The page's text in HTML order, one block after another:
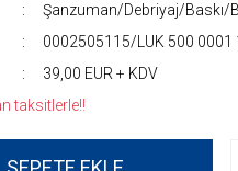
Şanzuman/Debriyaj/Baskı/
0002505115/LUK 500 0001
39,00 EUR + KDV
taksitlerle!!